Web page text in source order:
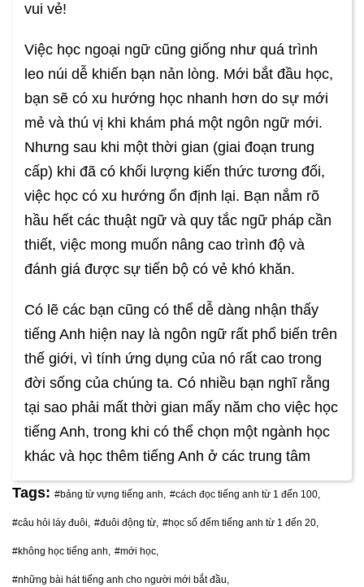
vui vẻ!
Việc học ngoại ngữ cũng giống như quá trình
leo núi dễ khiến bạn nản lòng. Mới bắt đầu học,
bạn sẽ có xu hướng học nhanh hơn do sự mới
mẻ và thú vị khi khám phá một ngôn ngữ mới.
Nhưng sau khi một thời gian (giai đoạn trung
cấp) khi đã có khối lượng kiến thức tương đối,
việc học có xu hướng ổn định lại. Bạn nắm rõ
hầu hết các thuật ngữ và quy tắc ngữ pháp cần
thiết, việc mong muốn nâng cao trình độ và
đánh giá được sự tiến bộ có vẻ khó khăn.
Có lẽ các bạn cũng có thể dễ dàng nhận thấy
tiếng Anh hiện nay là ngôn ngữ rất phổ biến trên
thế giới, vì tính ứng dụng của nó rất cao trong
đời sống của chúng ta. Có nhiều bạn nghĩ rằng
tại sao phải mất thời gian mấy năm cho việc học
tiếng Anh, trong khi có thể chọn một ngành học
khác và học thêm tiếng Anh ở các trung tâm
Tags: #bảng từ vựng tiếng anh, #cách đọc tiếng anh từ 1 đến 100,
#câu hỏi láy đuôi, #đuôi động từ, #học số đếm tiếng anh từ 1 đến 20,
#không học tiếng anh, #mới học,
#những bài hát tiếng anh cho người mới bắt đầu,